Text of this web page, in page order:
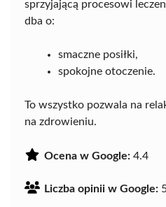
sprzyjającą procesowi
dba o:
smaczne posiłki,
spokojne otoczenie.
To wszystko pozwala na
na zdrowieniu.
Ocena w Google: 4.4
Liczba opinii w Google: